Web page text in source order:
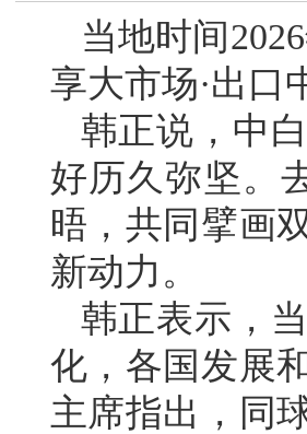
当地时间
享大市场·出口
韩正说，中
好历久弥坚。
晤，共同擘画
新动力。
韩正表示，
化，各国发展
主席指出，同